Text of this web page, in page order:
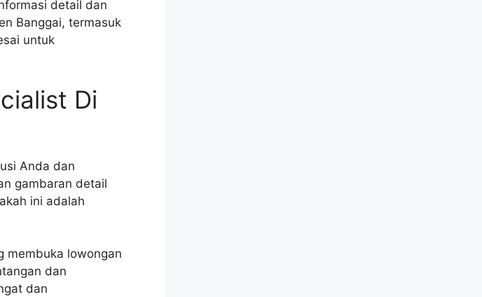
detail dan
Banggai, termasuk
untuk
Di
Anda dan
gambaran detail
ini adalah
membuka lowongan
dan
dan